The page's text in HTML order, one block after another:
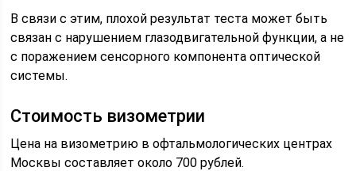
В связи с этим, плохой результат теста может быть
связан с нарушением глазодвигательной функции, а не
с поражением сенсорного компонента оптической
системы.
Стоимость визометрии
Цена на визометрию в офтальмологических центрах
Москвы составляет около 700 рублей.